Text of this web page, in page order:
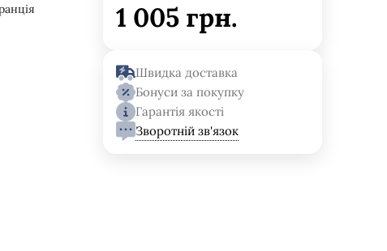
1 005 грн.
Швидка доставка
Бонуси за покупку
Гарантія якості
Зворотній зв'язок